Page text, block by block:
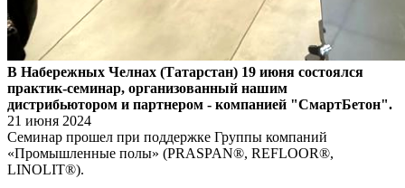
В Набережных Челнах (Татарстан) 19 июня состоялся
практик-семинар, организованный нашим
дистрибьютором и партнером - компанией "СмартБетон".
21 июня 2024
Семинар прошел при поддержке Группы компаний
«Промышленные полы» (PRASPAN®, REFLOOR®,
LINOLIT®).